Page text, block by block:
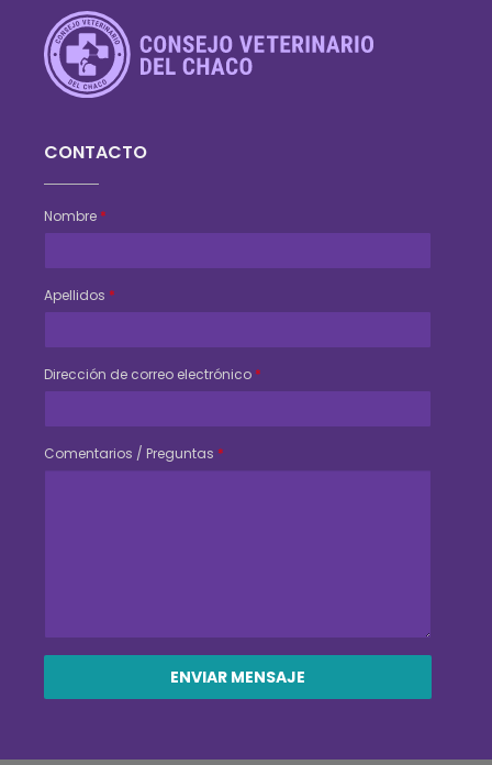
CONTACTO
Nombre *
Apellidos *
Dirección de correo electrónico *
Comentarios / Preguntas *